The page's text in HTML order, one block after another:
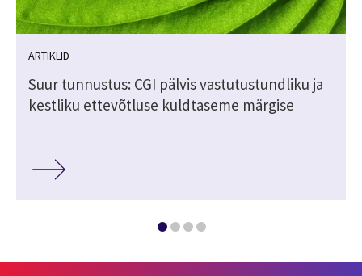
ARTIKLID
Suur tunnustus: CGI pälvis vastutustundliku ja
kestliku ettevõtluse kuldtaseme märgise